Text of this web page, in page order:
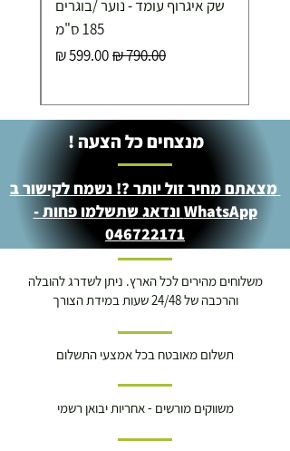
שק איגרוף עומד - נוער /בוגרים
185 ס"מ
מחיר רגילמחיר מבצע
מנצחים כל הצעה !
מצאתם מחיר זול יותר ?! נשמח לקישור ב
WhatsApp ונדאג שתשלמו פחות -
046722171
משלוחים מהירים לכל הארץ. ניתן לשדרג להובלה
והרכבה של 24/48 שעות במידת הצורך
תשלום מאובטח בכל אמצעי התשלום
משווקים מורשים - אחריות יבואן רשמי